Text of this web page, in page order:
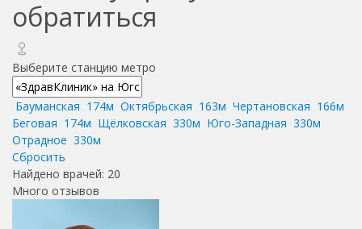
обратиться
Выберите станцию метро
Бауманская 174м Октябрьская 163м Чертановская 166м
Беговая 174м Щёлковская 330м Юго-Западная 330м
Отрадное 330м
Сбросить
Найдено врачей: 20
Много отзывов